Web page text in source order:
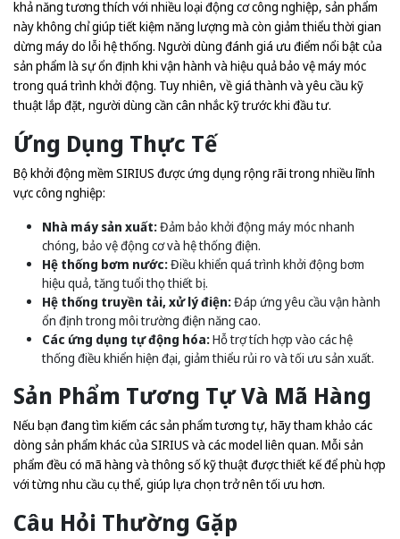
khả năng tương thích với nhiều loại động cơ công nghiệp, sản phẩm
này không chỉ giúp tiết kiệm năng lượng mà còn giảm thiểu thời gian
dừng máy do lỗi hệ thống. Người dùng đánh giá ưu điểm nổi bật của
sản phẩm là sự ổn định khi vận hành và hiệu quả bảo vệ máy móc
trong quá trình khởi động. Tuy nhiên, về giá thành và yêu cầu kỹ
thuật lắp đặt, người dùng cần cân nhắc kỹ trước khi đầu tư.
Ứng Dụng Thực Tế
Bộ khởi động mềm SIRIUS được ứng dụng rộng rãi trong nhiều lĩnh
vực công nghiệp:
Nhà máy sản xuất:Đảm bảo khởi động máy móc nhanh
chóng, bảo vệ động cơ và hệ thống điện.
Hệ thống bơm nước:Điều khiển quá trình khởi động bơm
hiệu quả, tăng tuổi thọ thiết bị.
Hệ thống truyền tải, xử lý điện:Đáp ứng yêu cầu vận hành
ổn định trong môi trường điện năng cao.
Các ứng dụng tự động hóa:Hỗ trợ tích hợp vào các hệ
thống điều khiển hiện đại, giảm thiểu rủi ro và tối ưu sản xuất.
Sản Phẩm Tương Tự Và Mã Hàng
Nếu bạn đang tìm kiếm các sản phẩm tương tự, hãy tham khảo các
dòng sản phẩm khác của SIRIUS và các model liên quan. Mỗi sản
phẩm đều có mã hàng và thông số kỹ thuật được thiết kế để phù hợp
với từng nhu cầu cụ thể, giúp lựa chọn trở nên tối ưu hơn.
Câu Hỏi Thường Gặp